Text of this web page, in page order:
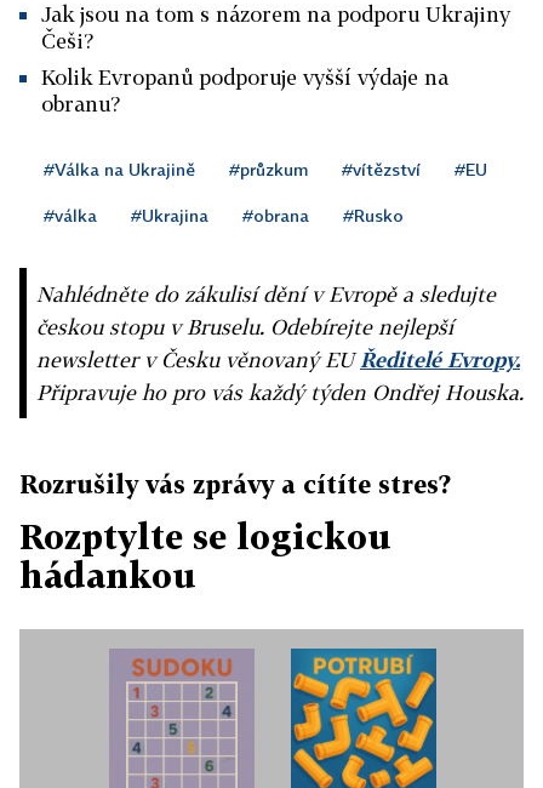
Jak jsou na tom s názorem na podporu Ukrajiny
Češi?
Kolik Evropanů podporuje vyšší výdaje na
obranu?
#Válka na Ukrajině #průzkum #vítězství #EU
#válka #Ukrajina #obrana #Rusko
Nahlédněte do zákulisí dění v Evropě a sledujte
českou stopu v Bruselu. Odebírejte nejlepší
newsletter v Česku věnovaný EUŘeditelé Evropy.
Připravuje ho pro vás každý týden Ondřej Houska.
Rozrušily vás zprávy a cítíte stres?
Rozptylte se logickou
hádankou